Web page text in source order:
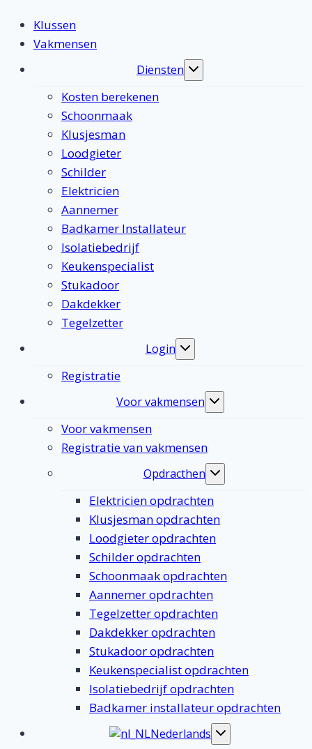
Klussen
Vakmensen
Diensten
Toggle
submenu
Kosten berekenen
Schoonmaak
Klusjesman
Loodgieter
Schilder
Elektricien
Aannemer
Badkamer Installateur
Isolatiebedrijf
Keukenspecialist
Stukadoor
Dakdekker
Tegelzetter
Login
Toggle
submenu
Registratie
Voor vakmensen
Toggle
submenu
Voor vakmensen
Registratie van vakmensen
Opdracthen
Toggle
submenu
Elektricien opdrachten
Klusjesman opdrachten
Loodgieter opdrachten
Schilder opdrachten
Schoonmaak opdrachten
Aannemer opdrachten
Tegelzetter opdrachten
Dakdekker opdrachten
Stukadoor opdrachten
Keukenspecialist opdrachten
Isolatiebedrijf opdrachten
Badkamer installateur opdrachten
Nederlands
Toggle